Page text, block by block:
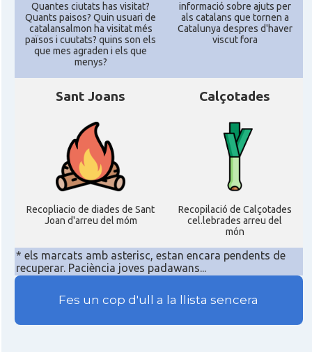
Quantes ciutats has visitat?
Quants paisos? Quin usuari de
catalansalmon ha visitat més
països i cuutats? quins son els
que mes agraden i els que
menys?
informació sobre ajuts per
als catalans que tornen a
Catalunya despres d'haver
viscut fora
Sant Joans
Recopliacio de diades de Sant
Joan d'arreu del móm
Calçotades
Recopilació de Calçotades
cel.lebrades arreu del
món
* els marcats amb asterisc, estan encara pendents de
recuperar. Paciència joves padawans...
Fes un cop d'ull a la llista sencera